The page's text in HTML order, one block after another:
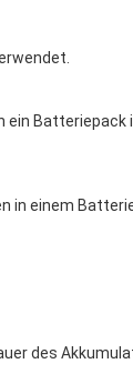
in einem
des